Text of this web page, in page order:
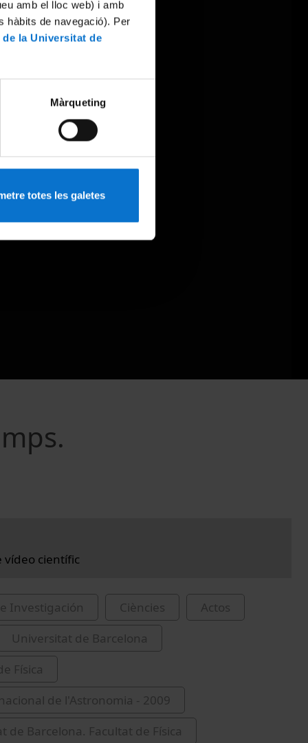
amb el lloc web) i amb
hàbits de navegació). Per
la Universitat de
Màrqueting
totes les galetes
vídeo científic
Investigación Ciències
Actos
Universitat de Barcelona
Física
de l'Astronomia - 2009
de Barcelona. Facultat de Física